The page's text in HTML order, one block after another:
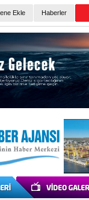
Ekle Haberler